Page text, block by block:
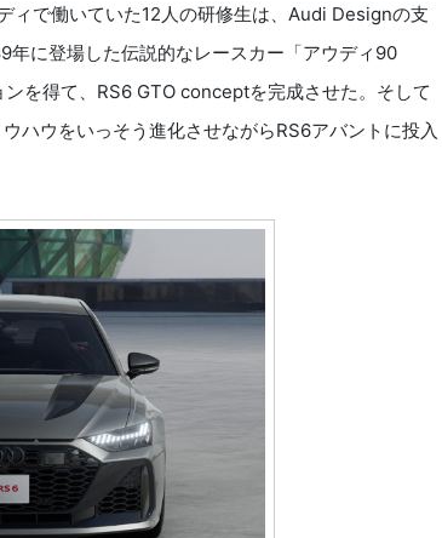
ィで働いていた12人の研修生は、Audi Designの支
に登場した伝説的なレースカー「アウディ90
を得て、RS6 GTO conceptを完成させた。そして
ハウをいっそう進化させながらRS6アバントに投入